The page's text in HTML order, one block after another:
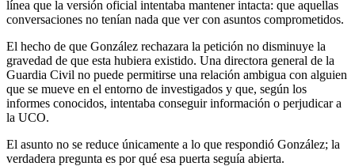
línea que la versión oficial intentaba mantener intacta: que aquellas
conversaciones no tenían nada que ver con asuntos comprometidos.
El hecho de que González rechazara la petición no disminuye la
gravedad de que esta hubiera existido. Una directora general de la
Guardia Civil no puede permitirse una relación ambigua con alguien
que se mueve en el entorno de investigados y que, según los
informes conocidos, intentaba conseguir información o perjudicar a
la UCO.
El asunto no se reduce únicamente a lo que respondió González; la
verdadera pregunta es por qué esa puerta seguía abierta.